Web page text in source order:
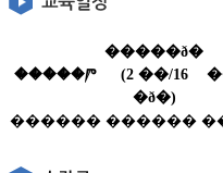
�����Ⱓ
�����ð�
(2 ��/16
�ð�)
������ ������